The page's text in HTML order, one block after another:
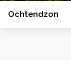
Ochtendzon